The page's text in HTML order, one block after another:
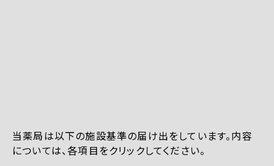
当薬局は以下の施設基準の届け出をしています。内容
については、各項目をクリックしてください。